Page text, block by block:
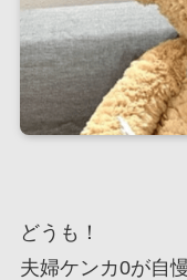
どうも！
夫婦ケンカ0が自